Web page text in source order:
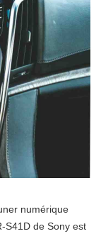
numérique
S41D de Sony est